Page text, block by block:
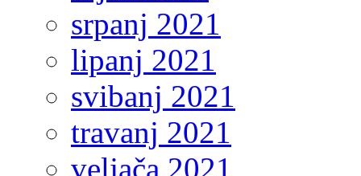
srpanj 2021
lipanj 2021
svibanj 2021
travanj 2021
veljača 2021